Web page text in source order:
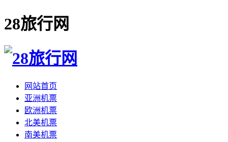
28旅行网
网站首页
亚洲机票
欧洲机票
北美机票
南美机票